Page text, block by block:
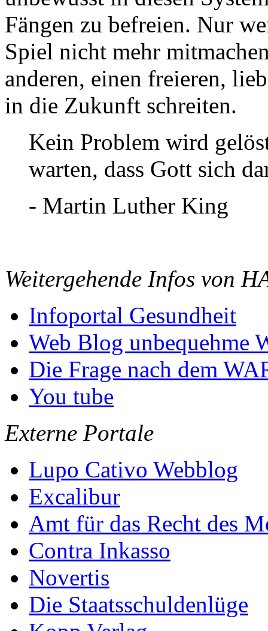
Fängen zu befreien. Nur
Spiel nicht mehr
anderen, einen freieren,
in die Zukunft schreiten.
Kein Problem wird
warten, dass Gott sich
- Martin Luther King
Weitergehende Infos von
Infoportal Gesundheit
Web Blog unbequehme
Die Frage nach dem
You tube
Externe Portale
Lupo Cativo Webblog
Excalibur
Amt für das Recht des
Contra Inkasso
Novertis
Die Staatsschuldenlüge